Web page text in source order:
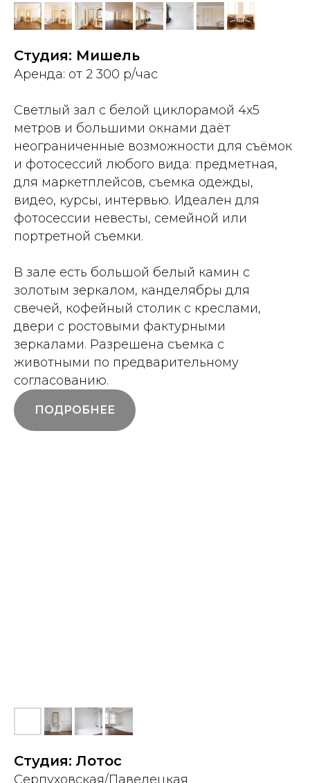
Студия: Мишель
Аренда: от 2 300 р/час
Светлый зал с белой циклорамой 4х5
метров и большими окнами даёт
неограниченные возможности для съёмок
и фотосессий любого вида: предметная,
для маркетплейсов, съемка одежды,
видео, курсы, интервью. Идеален для
фотосессии невесты, семейной или
портретной съемки.
В зале есть большой белый камин с
золотым зеркалом, канделябры для
свечей, кофейный столик с креслами,
двери с ростовыми фактурными
зеркалами. Разрешена съемка с
животными по предварительному
согласованию.
ПОДРОБНЕЕ
Студия: Лотос
Серпуховская/Павелецкая